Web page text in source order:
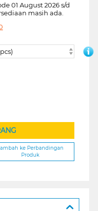
01 August 2026 s/d
masih ada.
ke Perbandingan
Produk